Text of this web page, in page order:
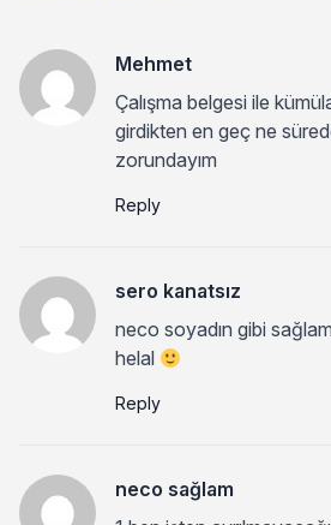
Mehmet
Çalışma belgesi ile
girdikten en geç ne
zorundayım
Reply
sero kanatsız
neco soyadın gibi
helal
Reply
neco sağlam